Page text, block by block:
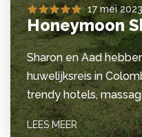
17 mei 2023
Honeymoon
Sharon en Aad
huwelijksreis in
trendy hotels,
LEES MEER